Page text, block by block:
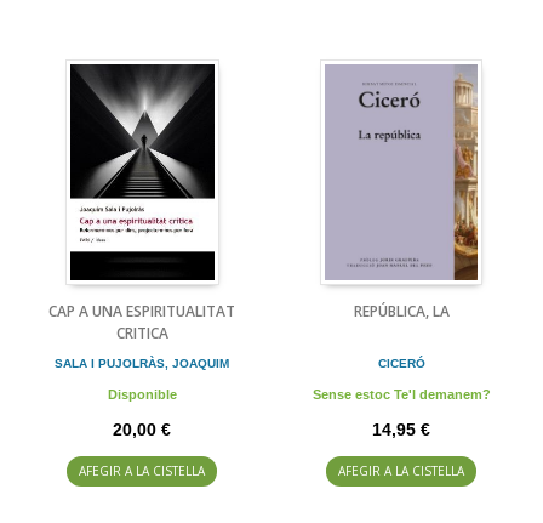
CAP A UNA ESPIRITUALITAT
CRITICA
SALA I PUJOLRÀS, JOAQUIM
Disponible
20,00 €
AFEGIR A LA CISTELLA
REPÚBLICA, LA
CICERÓ
Sense estoc Te'l demanem?
14,95 €
AFEGIR A LA CISTELLA